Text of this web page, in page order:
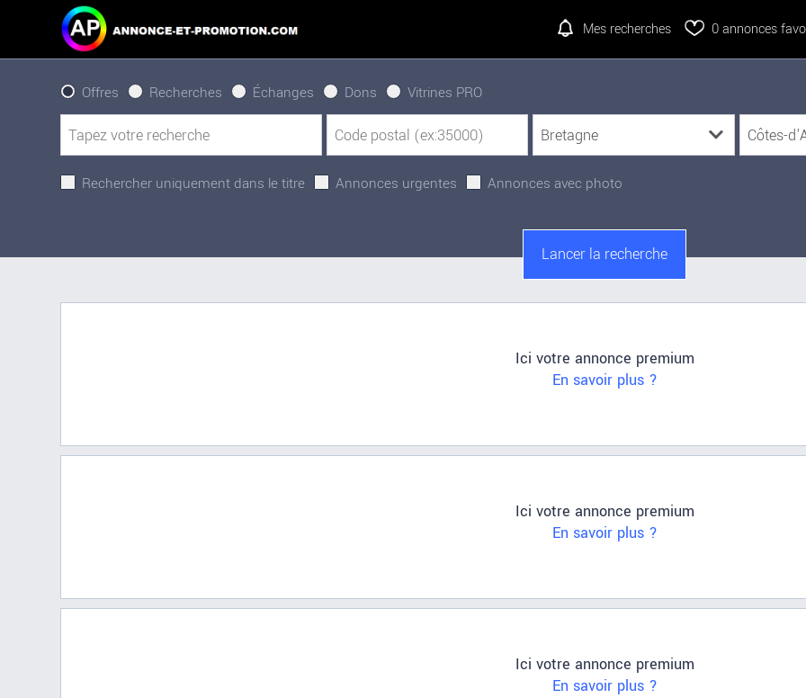
Mes recherches 0annonces
Offres Recherches Échanges Dons Vitrines PRO
Rechercher uniquement dans le titre Annonces urgentes Annonces avec photo
Ici votre annonce premium
En savoir plus ?
Ici votre annonce premium
En savoir plus ?
Ici votre annonce premium
En savoir plus ?